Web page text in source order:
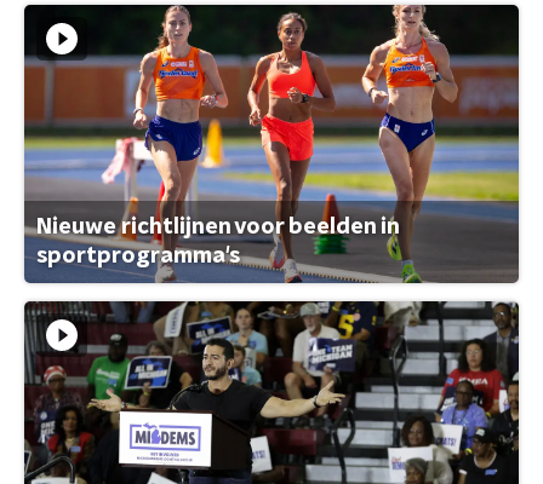
Nieuwe richtlijnen voor beelden in
sportprogramma's